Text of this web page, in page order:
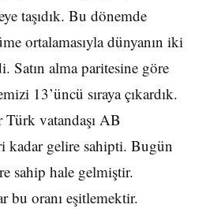
taşıdık. Bu dönemde
ortalamasıyla dünyanın iki
Satın alma paritesine göre
13’üncü sıraya çıkardık.
vatandaşı AB
kadar gelire sahipti. Bugün
sahip hale gelmiştir.
bu oranı eşitlemektir.